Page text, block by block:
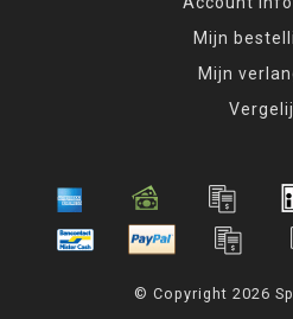
Mijn
Mijn
© Copyright 2026